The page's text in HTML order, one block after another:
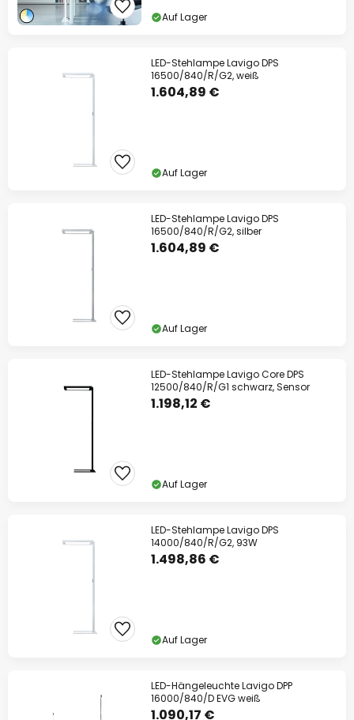
Auf Lager
LED-Stehlampe Lavigo DPS
16500/840/R/G2, weiß
1.604,89 €
Auf Lager
LED-Stehlampe Lavigo DPS
16500/840/R/G2, silber
1.604,89 €
Auf Lager
LED-Stehlampe Lavigo Core DPS
12500/840/R/G1 schwarz, Sensor
1.198,12 €
Auf Lager
LED-Stehlampe Lavigo DPS
14000/840/R/G2, 93W
1.498,86 €
Auf Lager
LED-Hängeleuchte Lavigo DPP
16000/840/D EVG weiß
1.090,17 €